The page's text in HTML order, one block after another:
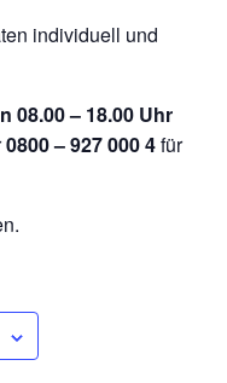
individuell und
08.00 – 18.00 Uhr
0800 – 927 000 4für